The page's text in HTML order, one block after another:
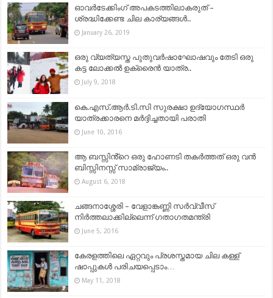
ഓവർടേക്കിംഗ് അപകടത്തിലാകരുത് –
ശ്രദ്ധിക്കേണ്ട ചില കാര്യങ്ങൾ..
January 26, 2019
ഒരു വ്യത്യസ്ത പുതുവർഷാഘോഷവും തേടി ഒരു
കട്ട ലോക്കൽ ഉക്രൈൻ യാത്ര..
July 9, 2018
കെ.എസ്.ആർ.ടി.സി സുരക്ഷാ ഉദ്യോഗസ്ഥർ
യാത്രക്കാരനെ മർദ്ദിച്ചതായി പരാതി
June 10, 2016
ആ ബസ്സിൻ്റെ ഒരു ഹോണടി തകർത്തത് ഒരു വൻ
ബിസ്സിനസ്സ് സാമ്രാജ്യം..
August 6, 2018
ചങ്ങനാശ്ശേരി – വേളാങ്കണ്ണി സര്‍വ്വീസ്
നിര്‍ത്തലാക്കില്ലെന്ന് ഗതാഗതമന്ത്രി
June 5, 2016
കേര‌ളത്തിലെ ഏറ്റവും പ്രശസ്തമായ ചില കള്ള്
ഷാ‌‌‌പ്പുകള്‍ പരിചയപ്പെടാം…
May 11, 2018